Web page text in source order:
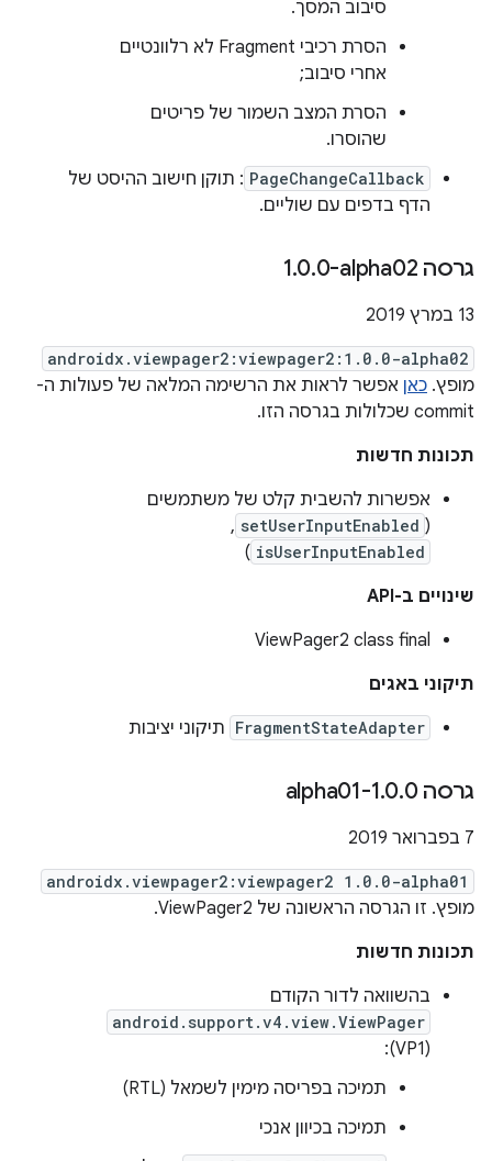
סיבוב המסך.
הסרת רכיבי Fragment לא רלוונטיים
אחרי סיבוב;
הסרת המצב השמור של פריטים
שהוסרו.
PageChangeCallback : תוקן חישוב ההיסט של
הדף בדפים עם שוליים.
גרסה ‎1 .0.0-alpha02
‫13 במרץ 2019
androidx.viewpager2:viewpager2:1.0.0-alpha02
מופץ. כאן אפשר לראות את הרשימה המלאה של פעולות ה-
commit שכלולות בגרסה הזו.
תכונות חדשות
אפשרות להשבית קלט של משתמשים
(
setUserInputEnabled
,
isUserInputEnabled
)
שינויים ב-API
‫ViewPager2 class final
תיקוני באגים
FragmentStateAdapter תיקוני יציבות
גרסה 1 .0.0-alpha01
‫7 בפברואר 2019
androidx.viewpager2:viewpager2 1.0.0-alpha01
מופץ. זו הגרסה הראשונה של ViewPager2.
תכונות חדשות
בהשוואה לדור הקודם
android.support.v4.view.ViewPager
(VP1):
תמיכה בפריסה מימין לשמאל (RTL)
תמיכה בכיוון אנכי